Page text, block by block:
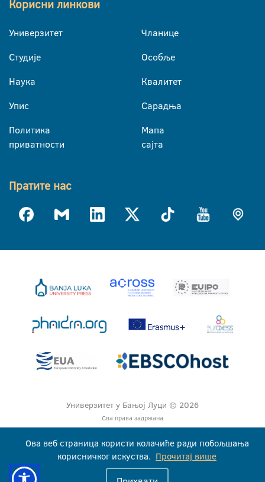
Корисни линкови
Универзитет
Студије
Наука
Упис
Политика
приватности
Чланице
Особље
Квалитет
Сарадња
Мапа
сајта
Пратите нас
Универзитет у Бањој Луци © 2026
Сва права задржана
Ова веб страница користи колачиће ради побољшања
корисничког искуства. Прочитај више